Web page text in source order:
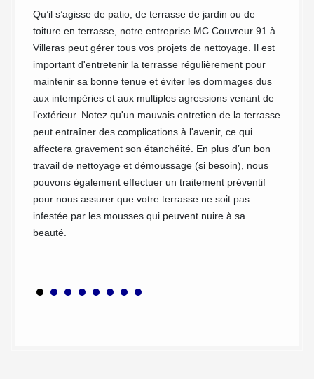
Qu’il s’agisse de patio, de terrasse de jardin ou de
toiture en terrasse, notre entreprise MC Couvreur 91 à
Villeras peut gérer tous vos projets de nettoyage. Il est
important d'entretenir la terrasse régulièrement pour
maintenir sa bonne tenue et éviter les dommages dus
aux intempéries et aux multiples agressions venant de
l’extérieur. Notez qu'un mauvais entretien de la terrasse
peut entraîner des complications à l'avenir, ce qui
affectera gravement son étanchéité. En plus d’un bon
travail de nettoyage et démoussage (si besoin), nous
pouvons également effectuer un traitement préventif
pour nous assurer que votre terrasse ne soit pas
infestée par les mousses qui peuvent nuire à sa
beauté.